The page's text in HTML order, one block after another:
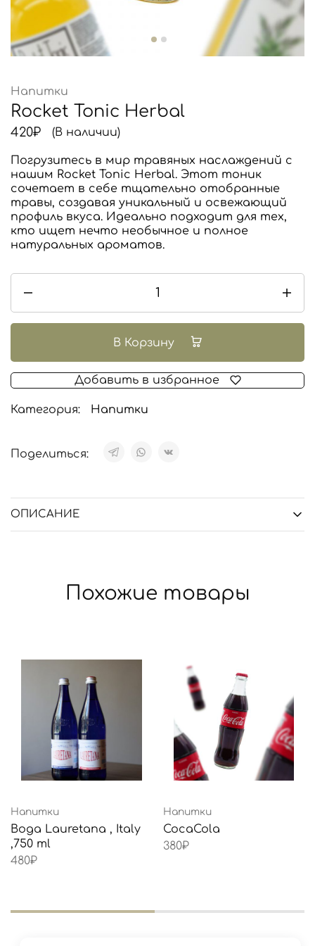
Напитки
Rocket Tonic Herbal
420₽ (В наличии)
Погрузитесь в мир травяных наслаждений с
нашим Rocket Tonic Herbal. Этот тоник
сочетает в себе тщательно отобранные
травы, создавая уникальный и освежающий
профиль вкуса. Идеально подходит для тех,
кто ищет нечто необычное и полное
натуральных ароматов.
В Корзину
Добавить в избранное
Категория: Напитки
Поделиться:
ОПИСАНИЕ
Похожие товары
Напитки
Вода Lauretana , Italy
,750 ml
480₽
Напитки
CocaCola
380₽